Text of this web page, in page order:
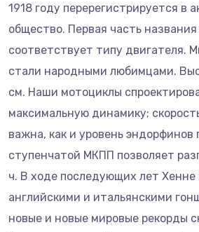
1918 году перерегистрируется в
общество. Первая часть названия
соответствует типу двигателя.
стали народными любимцами.
см. Наши мотоциклы
максимальную динамику;
важна, как и уровень эндорфинов
ступенчатой МКПП позволяет
ч. В ходе последующих лет Хенне
английскими и итальянскими
новые и новые мировые рекорды